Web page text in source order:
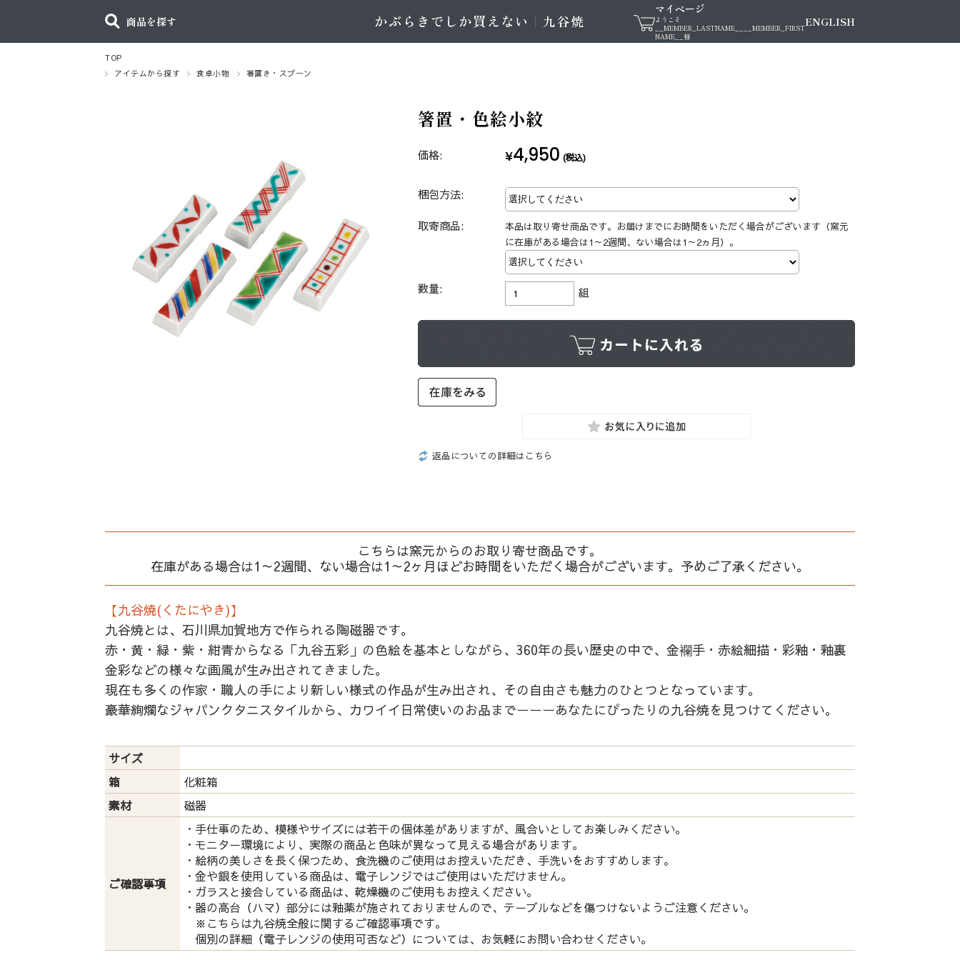
商品を探す
マイページ
ようこそ
__MEMBER_LASTNAME__
__MEMBER_FIRST
NAME__ 様
ENGLISH
TOP
アイテムから探す
食卓小物 箸置き・スプーン
箸置・色絵小紋
価格: ¥4,950 (税込)
梱包方法:
取寄商品:
本品は取り寄せ商品です。お届けまでにお時間をいただく場合がございます（窯元
に在庫がある場合は1～2週間、ない場合は1～2ヵ月）。
数量: 組
返品についての詳細はこちら
こちらは窯元からのお取り寄せ商品です。
在庫がある場合は1～2週間、ない場合は1～2ヶ月ほどお時間をいただく場合がございます。予めご了承ください。
【九谷焼(くたにやき)】
九谷焼とは、石川県加賀地方で作られる陶磁器です。
赤・黄・緑・紫・紺青からなる「九谷五彩」の色絵を基本としながら、360年の長い歴史の中で、金襴手・赤絵細描・彩釉・釉裏
金彩などの様々な画風が生み出されてきました。
現在も多くの作家・職人の手により新しい様式の作品が生み出され、その自由さも魅力のひとつとなっています。
豪華絢爛なジャパンクタニスタイルから、カワイイ日常使いのお品までーーーあなたにぴったりの九谷焼を見つけてください。
サイズ
箱
化粧箱
素材
磁器
ご確認事項
・手仕事のため、模様やサイズには若干の個体差がありますが、風合いとしてお楽しみください。
・モニター環境により、実際の商品と色味が異なって見える場合があります。
・絵柄の美しさを長く保つため、食洗機のご使用はお控えいただき、手洗いをおすすめします。
・金や銀を使用している商品は、電子レンジではご使用はいただけません。
・ガラスと接合している商品は、乾燥機のご使用もお控えください。
・器の高台（ハマ）部分には釉薬が施されておりませんので、テーブルなどを傷つけないようご注意ください。
※こちらは九谷焼全般に関するご確認事項です。
個別の詳細（電子レンジの使用可否など）については、お気軽にお問い合わせください。